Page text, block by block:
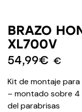
BRAZO
XL700V
54,99€ €
Kit de montaje
– montado sobre
del parabrisas